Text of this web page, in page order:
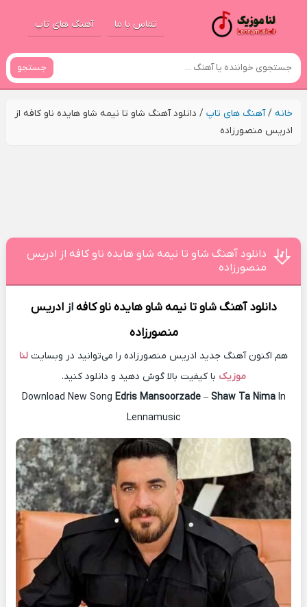
تماس با ما آهنگ های تاپ
جستجو
خانه/آهنگ های تاپ/ دانلود آهنگ شاو تا نیمه شاو هایده ناو کافه از
ادریس منصورزاده
دانلود آهنگ شاو تا نیمه شاو هایده ناو کافه از ادریس
منصورزاده
دانلود آهنگ شاو تا نیمه شاو هایده ناو کافهازادریس
منصورزاده
هم اکنون آهنگ جدید ادریس منصورزاده را می‌توانید در وبسایت لنا
موزیک با کیفیت بالا گوش دهید و دانلود کنید.
Download New Song Edris Mansoorzade– Shaw Ta NimaIn
Lennamusic